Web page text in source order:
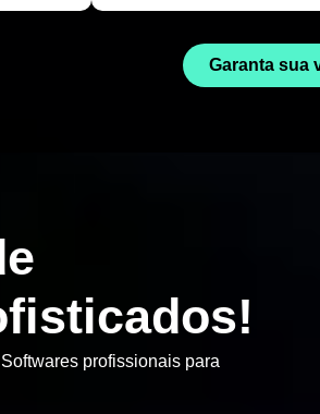
Garanta sua
profissionais para